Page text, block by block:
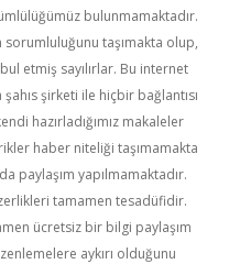
bulunmamaktadır.
sorumluluğunu taşımakta olup,
etmiş sayılırlar. Bu internet
şirketi ile hiçbir bağlantısı
hazırladığımız makaleler
haber niteliği taşımamakta
paylaşım yapılmamaktadır.
tamamen tesadüfidir.
ücretsiz bir bilgi paylaşım
aykırı olduğunu